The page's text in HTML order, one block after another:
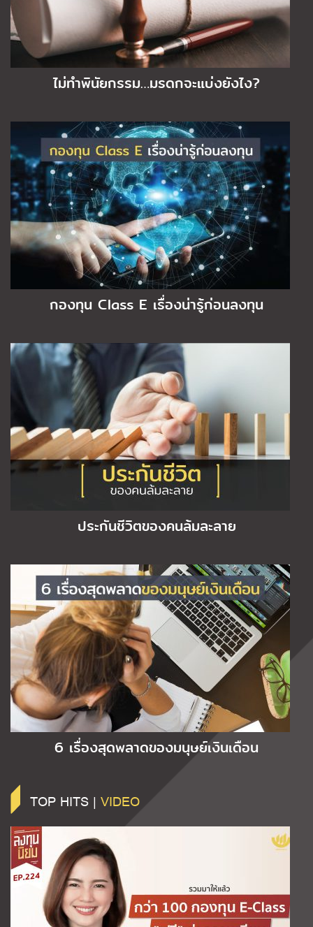
ไม่ทำพินัยกรรม…มรดกจะแบ่งยังไง?
กองทุน Class E เรื่องน่ารู้ก่อนลงทุน
ประกันชีวิตของคนล้มละลาย
6 เรื่องสุดพลาดของมนุษย์เงินเดือน
TOP HITS | VIDEO